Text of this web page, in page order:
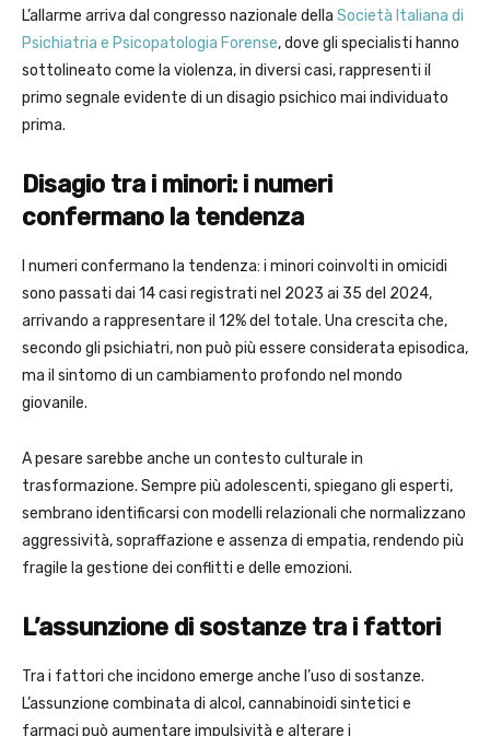
L’allarme arriva dal congresso nazionale della Società Italiana di
Psichiatria e Psicopatologia Forense, dove gli specialisti hanno
sottolineato come la violenza, in diversi casi, rappresenti il
primo segnale evidente di un disagio psichico mai individuato
prima.
Disagio tra i minori: i numeri
confermano la tendenza
I numeri confermano la tendenza: i minori coinvolti in omicidi
sono passati dai 14 casi registrati nel 2023 ai 35 del 2024,
arrivando a rappresentare il 12% del totale. Una crescita che,
secondo gli psichiatri, non può più essere considerata episodica,
ma il sintomo di un cambiamento profondo nel mondo
giovanile.
A pesare sarebbe anche un contesto culturale in
trasformazione. Sempre più adolescenti, spiegano gli esperti,
sembrano identificarsi con modelli relazionali che normalizzano
aggressività, sopraffazione e assenza di empatia, rendendo più
fragile la gestione dei conflitti e delle emozioni.
L’assunzione di sostanze tra i fattori
Tra i fattori che incidono emerge anche l’uso di sostanze.
L’assunzione combinata di alcol, cannabinoidi sintetici e
farmaci può aumentare impulsività e alterare i